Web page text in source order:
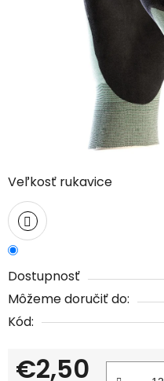
Veľkosť rukavice
Dostupnosť
Môžeme doručiť do:
Kód:
€2,50